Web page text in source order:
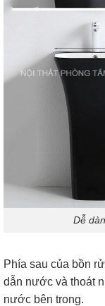
Dễ
Phía sau của bồn
dẫn nước và thoát
nước bên trong.